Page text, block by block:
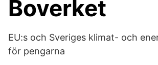
Boverket
EU:s och Sveriges klimat- och
för pengarna